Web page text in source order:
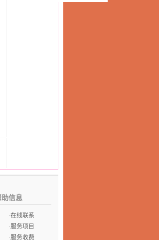
助信息
·在线联系
·服务项目
·服务收费